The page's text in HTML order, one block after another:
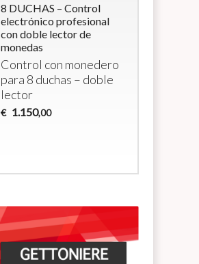
8 DUCHAS – Control
electrónico profesional
con doble lector de
monedas
Control con monedero
para 8 duchas – doble
lector
€ 1.150,00